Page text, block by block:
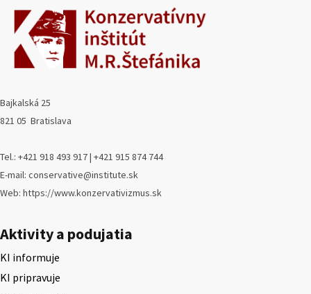
Bajkalská 25
821 05 Bratislava
Tel.: +421 918 493 917 | +421 915 874 744
E-mail: conservative@institute.sk
Web: https://www.konzervativizmus.sk
Aktivity a podujatia
KI informuje
KI pripravuje